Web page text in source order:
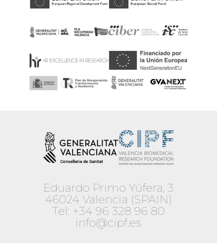
Eduardo Primo Yúfera, 3
46024 Valencia (SPAIN)
Tel: +34 96 328 96 80
info@cipf.es